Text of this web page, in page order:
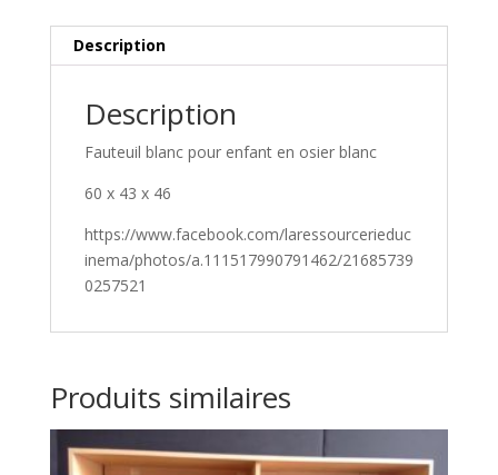
Description
Description
Fauteuil blanc pour enfant en osier blanc
60 x 43 x 46
https://www.facebook.com/laressourcerieduc
inema/photos/a.111517990791462/21685739
0257521
Produits similaires